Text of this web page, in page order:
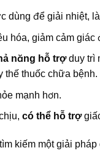
để giải nhiệt,
hóa, giảm cảm giác
năng hỗ trợduy trì
thế thuốc chữa bệnh.
mạnh hơn.
có thể hỗ trợ
kiếm một giải